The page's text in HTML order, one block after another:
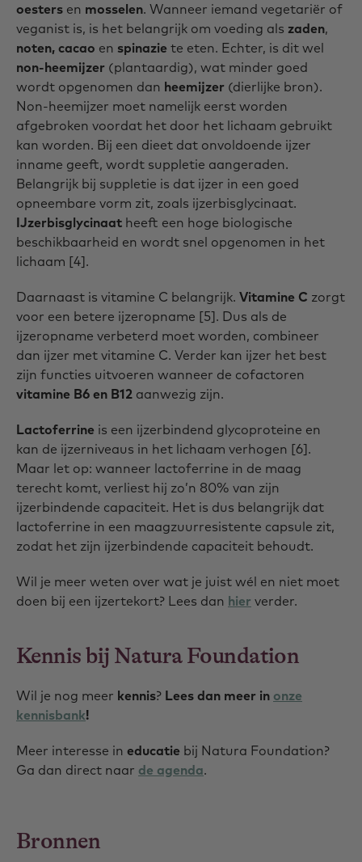
oesters en mosselen. Wanneer iemand vegetariër of
veganist is, is het belangrijk om voeding als zaden,
noten, cacao en spinazie te eten. Echter, is dit wel
non-heemijzer (plantaardig), wat minder goed
wordt opgenomen dan heemijzer (dierlijke bron).
Non-heemijzer moet namelijk eerst worden
afgebroken voordat het door het lichaam gebruikt
kan worden. Bij een dieet dat onvoldoende ijzer
inname geeft, wordt suppletie aangeraden.
Belangrijk bij suppletie is dat ijzer in een goed
opneembare vorm zit, zoals ijzerbisglycinaat.
IJzerbisglycinaat heeft een hoge biologische
beschikbaarheid en wordt snel opgenomen in het
lichaam [4].
Daarnaast is vitamine C belangrijk. Vitamine C zorgt
voor een betere ijzeropname [5]. Dus als de
ijzeropname verbeterd moet worden, combineer
dan ijzer met vitamine C. Verder kan ijzer het best
zijn functies uitvoeren wanneer de cofactoren
vitamine B6 en B12 aanwezig zijn.
Lactoferrine is een ijzerbindend glycoproteine en
kan de ijzerniveaus in het lichaam verhogen [6].
Maar let op: wanneer lactoferrine in de maag
terecht komt, verliest hij zo’n 80% van zijn
ijzerbindende capaciteit. Het is dus belangrijk dat
lactoferrine in een maagzuurresistente capsule zit,
zodat het zijn ijzerbindende capaciteit behoudt.
Wil je meer weten over wat je juist wél en niet moet
doen bij een ijzertekort? Lees dan hier verder.
Kennis bij Natura Foundation
Wil je nog meer kennis? Lees dan meer in onze
kennisbank!
Meer interesse in educatie bij Natura Foundation?
Ga dan direct naar de agenda.
Bronnen